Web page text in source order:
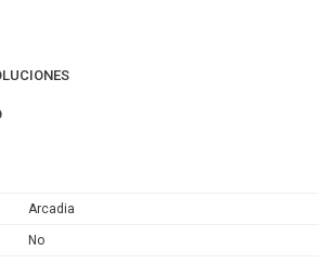
Arcadia
No